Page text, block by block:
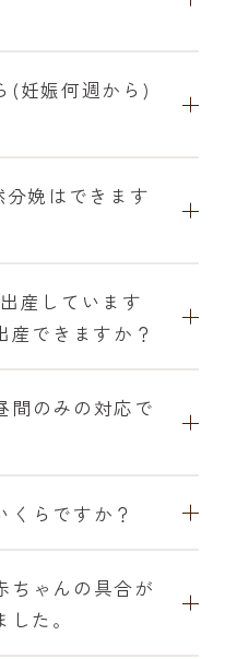
(妊娠何週から)
娩はできます
産しています
産できますか？
間のみの対応で
くらですか？
ちゃんの具合が
た。